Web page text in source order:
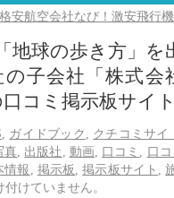
安航空会社なび！激安飛行
地球の歩き方」を
子会社「株式会
コミ掲示板サイ
ガイドブック
クチコミサイ
真 出版社 動画, 口コミ
口
情報 掲示板 ,掲示板サイト ,
けていません。